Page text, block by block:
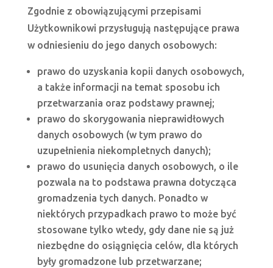
Zgodnie z obowiązującymi przepisami
Użytkownikowi przysługują następujące prawa
w odniesieniu do jego danych osobowych:
prawo do uzyskania kopii danych osobowych,
a także informacji na temat sposobu ich
przetwarzania oraz podstawy prawnej;
prawo do skorygowania nieprawidłowych
danych osobowych (w tym prawo do
uzupełnienia niekompletnych danych);
prawo do usunięcia danych osobowych, o ile
pozwala na to podstawa prawna dotycząca
gromadzenia tych danych. Ponadto w
niektórych przypadkach prawo to może być
stosowane tylko wtedy, gdy dane nie są już
niezbędne do osiągnięcia celów, dla których
były gromadzone lub przetwarzane;